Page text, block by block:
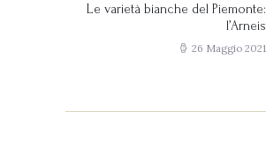
Le varietà bianche del Piemonte:
l’Arneis
26 Maggio 2021